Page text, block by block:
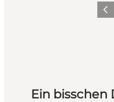
Ein bisschen